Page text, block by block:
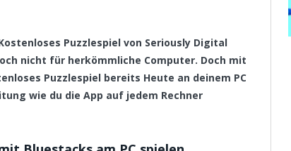
Puzzlespiel von Seriously Digital
nicht für herkömmliche Computer. Doch mit
Puzzlespiel bereits Heute an deinem PC
wie du die App auf jedem Rechner